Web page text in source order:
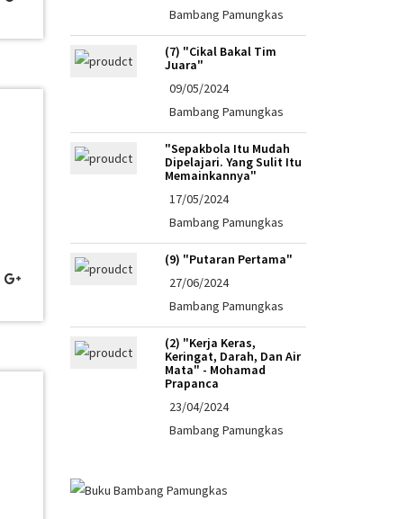
Bambang Pamungkas
(7) "Cikal Bakal Tim
Juara"
09/05/2024
Bambang Pamungkas
"Sepakbola Itu Mudah
Dipelajari. Yang Sulit Itu
Memainkannya"
17/05/2024
Bambang Pamungkas
(9) "Putaran Pertama"
27/06/2024
Bambang Pamungkas
(2) "Kerja Keras,
Keringat, Darah, Dan Air
Mata" - Mohamad
Prapanca
23/04/2024
Bambang Pamungkas